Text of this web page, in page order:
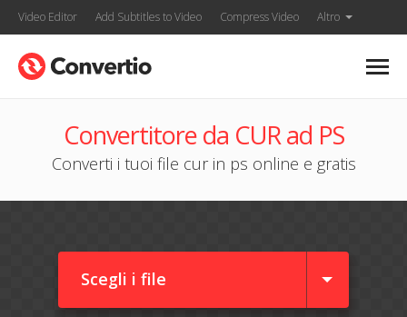
Video Editor Add Subtitles to Video Compress Video Altro
Convertitore da CUR ad PS
Converti i tuoi file cur in ps online e gratis
Scegli i file